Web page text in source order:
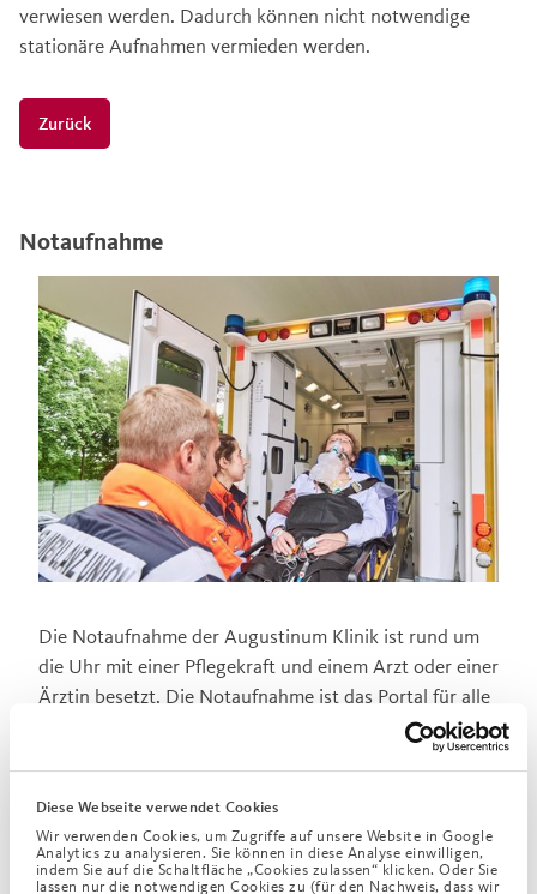
Diese Webseite verwendet Cookies
Wir verwenden Cookies, um Zugriffe auf unsere Website in Google
Analytics zu analysieren. Sie können in diese Analyse einwilligen,
indem Sie auf die Schaltfläche „Cookies zulassen“ klicken. Oder Sie
lassen nur die notwendigen Cookies zu (für den Nachweis, dass wir
verwiesen werden. Dadurch können nicht notwendige
stationäre Aufnahmen vermieden werden.
Zurück
Notaufnahme
Die Notaufnahme der Augustinum Klinik ist rund um
die Uhr mit einer Pflegekraft und einem Arzt oder einer
Ärztin besetzt. Die Notaufnahme ist das Portal für alle
Patient*innen mit akuten, vor allem internistischen
Erkrankungen oder Notfälle in kritischem Zustand.
Neben der Überwachung und Stabilisierung der
Patientin oder des Patienten wird eine rasche
Diagnostik und Therapie angestrebt. Dazu ist jeder